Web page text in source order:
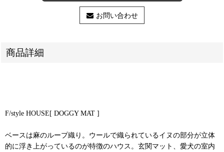
お問い合わせ
商品詳細
F/style HOUSE[ DOGGY MAT ]
ベースは麻のループ織り。ウールで織られているイヌの部分が立体
的に浮き上がっているのが特徴のハウス。玄関マット、愛犬の室内